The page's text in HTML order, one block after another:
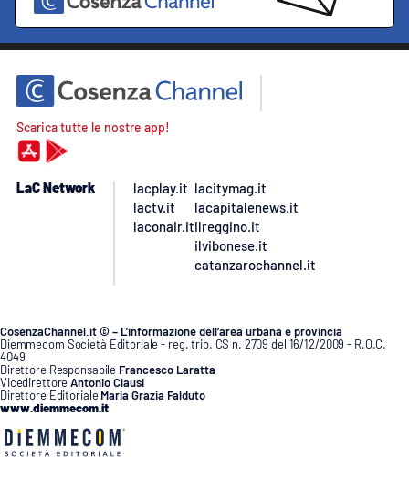
Scarica tutte le nostre app!
LaC Network
lacplay.it
lactv.it
laconair.it
lacitymag.it
lacapitalenews.it
ilreggino.it
ilvibonese.it
catanzarochannel.it
CosenzaChannel.it © – L’informazione dell’area urbana e provincia
Diemmecom Società Editoriale - reg. trib. CS n. 2709 del 16/12/2009 - R.O.C.
4049
Direttore Responsabile Francesco Laratta
VicedirettoreAntonio Clausi
Direttore Editoriale Maria Grazia Falduto
www.diemmecom.it